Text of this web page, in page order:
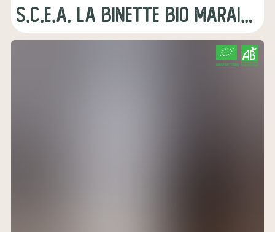
s.c.e.a. la binette bio maraichage
CERTIFIÉ PAR FR-BIO-01
AGRICULTURE FRANCE